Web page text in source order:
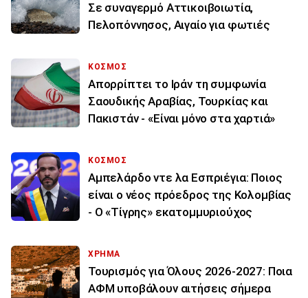
Σε συναγερμό Αττικοιβοιωτία,
Πελοπόννησος, Αιγαίο για φωτιές
ΚΟΣΜΟΣ
Απορρίπτει το Ιράν τη συμφωνία
Σαουδικής Αραβίας, Τουρκίας και
Πακιστάν - «Είναι μόνο στα χαρτιά»
ΚΟΣΜΟΣ
Αμπελάρδο ντε λα Εσπριέγια: Ποιος
είναι ο νέος πρόεδρος της Κολομβίας
- Ο «Τίγρης» εκατομμυριούχος
ΧΡΗΜΑ
Τουρισμός για Όλους 2026-2027: Ποια
ΑΦΜ υποβάλουν αιτήσεις σήμερα